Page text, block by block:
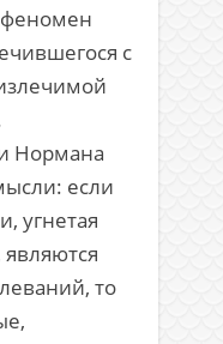
феномен
с
Нормана
если
угнетая
то